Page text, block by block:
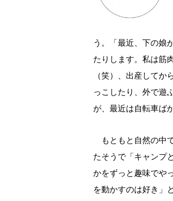
う。「最近、下の娘
たりします。私は筋
（笑）、出産して
っこしたり、外で遊
が、最近は自転車ば
もともと自然の中
たそうで「キャンプ
かをずっと趣味でや
を動かすのは好き」